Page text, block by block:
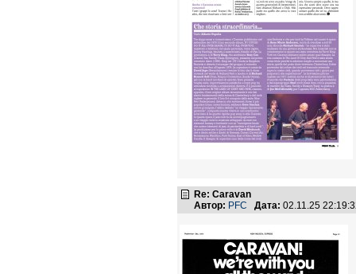
Re: Caravan
Автор: PFC Дата: 02.11.25